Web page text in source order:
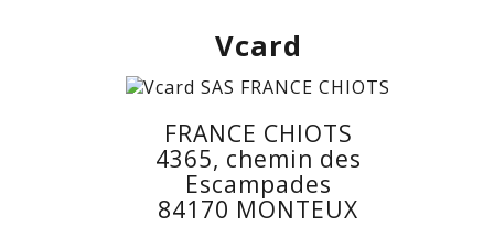
Vcard
FRANCE CHIOTS
4365, chemin des
Escampades
84170 MONTEUX